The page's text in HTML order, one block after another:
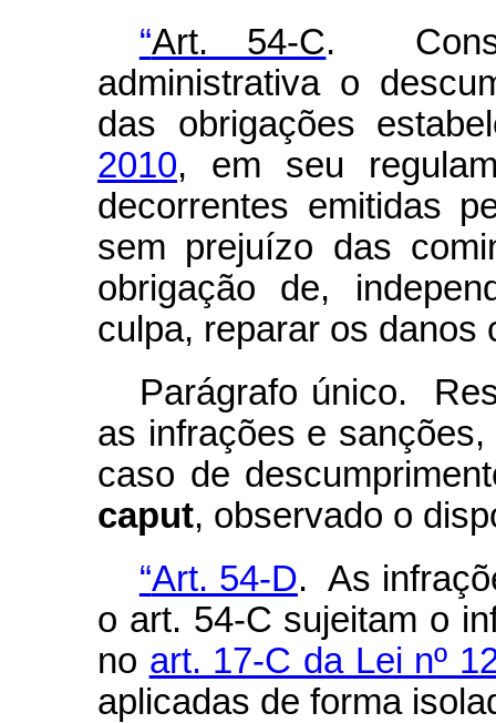
“Art. 54-C.
administrativa o
das obrigações
2010, em seu
decorrentes emitidas
sem prejuízo das
obrigação de,
culpa, reparar os danos
Parágrafo único.
as infrações e
caso de
caput, observado o
“Art. 54-D. As
o art. 54-C sujeitam o
no art. 17-C da Lei nº
aplicadas de forma